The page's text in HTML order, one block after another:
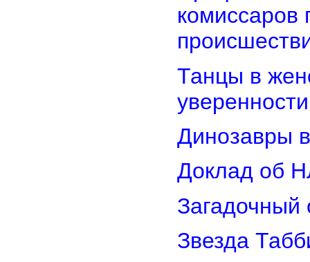
комиссаров
Танцы в
Динозавры
Доклад об
Загадочный
Звезда